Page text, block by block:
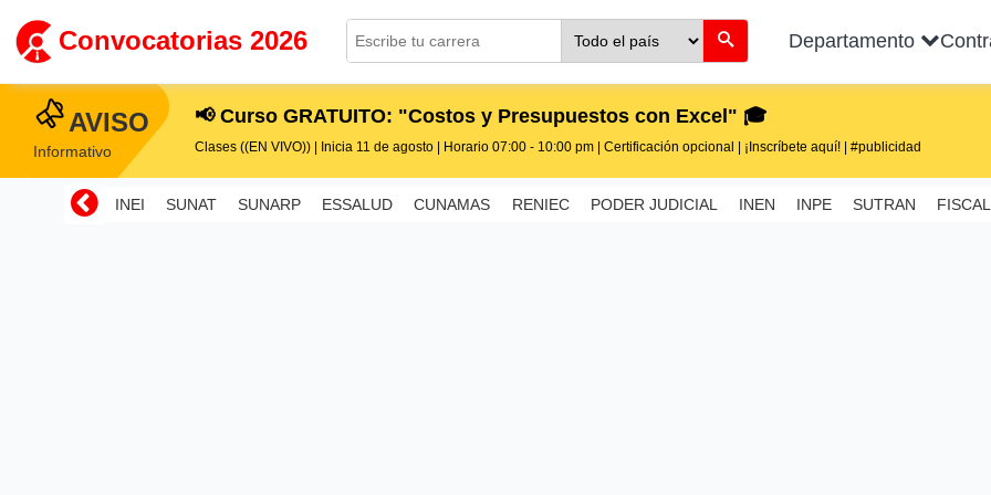
Convocatorias 2026 Departamento
AVISO
Informativo
📢 Curso GRATUITO: "Costos y Presupuestos con Excel" 🎓
Clases ((EN VIVO)) | Inicia 11 de agosto | Horario 07:00 - 10:00 pm | Certificación opcional | ¡Inscríbete aquí! | #publicidad
INEI SUNAT SUNARP ESSALUD CUNAMAS RENIEC PODER JUDICIAL INEN INPE SUTRAN